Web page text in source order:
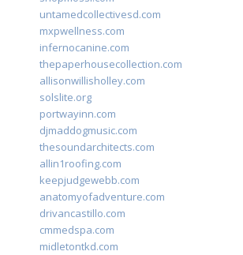
untamedcollectivesd.com
mxpwellness.com
infernocanine.com
thepaperhousecollection.com
allisonwillisholley.com
solslite.org
portwayinn.com
djmaddogmusic.com
thesoundarchitects.com
allin1roofing.com
keepjudgewebb.com
anatomyofadventure.com
drivancastillo.com
cmmedspa.com
midletontkd.com